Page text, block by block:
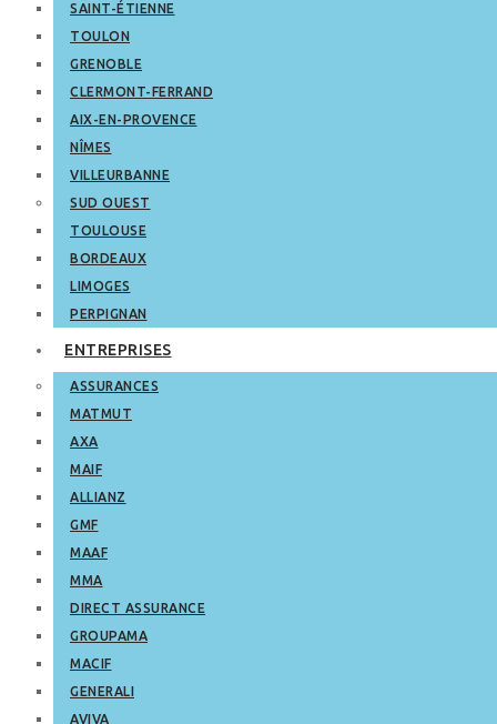
SAINT-ÉTIENNE
TOULON
GRENOBLE
CLERMONT-FERRAND
AIX-EN-PROVENCE
NÎMES
VILLEURBANNE
SUD OUEST
TOULOUSE
BORDEAUX
LIMOGES
PERPIGNAN
ENTREPRISES
ASSURANCES
MATMUT
AXA
MAIF
ALLIANZ
GMF
MAAF
MMA
DIRECT ASSURANCE
GROUPAMA
MACIF
GENERALI
AVIVA